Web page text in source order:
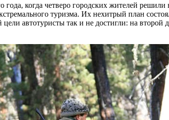
года, когда четверо городских жителей
туризма. Их нехитрый план
автотуристы так и не достигли: на